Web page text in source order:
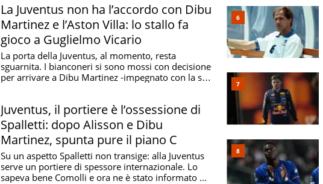
La Juventus non ha l’accordo con Dibu
Martinez e l’Aston Villa: lo stallo fa
gioco a Guglielmo Vicario
La porta della Juventus, al momento, resta
sguarnita. I bianconeri si sono mossi con decisione
per arrivare a Dibu Martinez -impegnato con la sua
Juventus, il portiere è l’ossessione di
Spalletti: dopo Alisson e Dibu
Martinez, spunta pure il piano C
Su un aspetto Spalletti non transige: alla Juventus
serve un portiere di spessore internazionale. Lo
sapeva bene Comolli e ora ne è stato informato ...